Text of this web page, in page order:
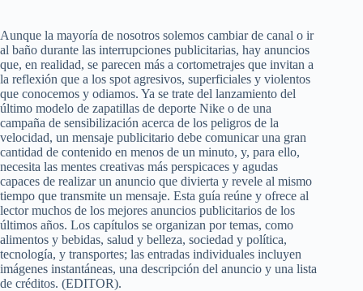
Aunque la mayoría de nosotros solemos cambiar de canal o ir
al baño durante las interrupciones publicitarias, hay anuncios
que, en realidad, se parecen más a cortometrajes que invitan a
la reflexión que a los spot agresivos, superficiales y violentos
que conocemos y odiamos. Ya se trate del lanzamiento del
último modelo de zapatillas de deporte Nike o de una
campaña de sensibilización acerca de los peligros de la
velocidad, un mensaje publicitario debe comunicar una gran
cantidad de contenido en menos de un minuto, y, para ello,
necesita las mentes creativas más perspicaces y agudas
capaces de realizar un anuncio que divierta y revele al mismo
tiempo que transmite un mensaje. Esta guía reúne y ofrece al
lector muchos de los mejores anuncios publicitarios de los
últimos años. Los capítulos se organizan por temas, como
alimentos y bebidas, salud y belleza, sociedad y política,
tecnología, y transportes; las entradas individuales incluyen
imágenes instantáneas, una descripción del anuncio y una lista
de créditos. (EDITOR).